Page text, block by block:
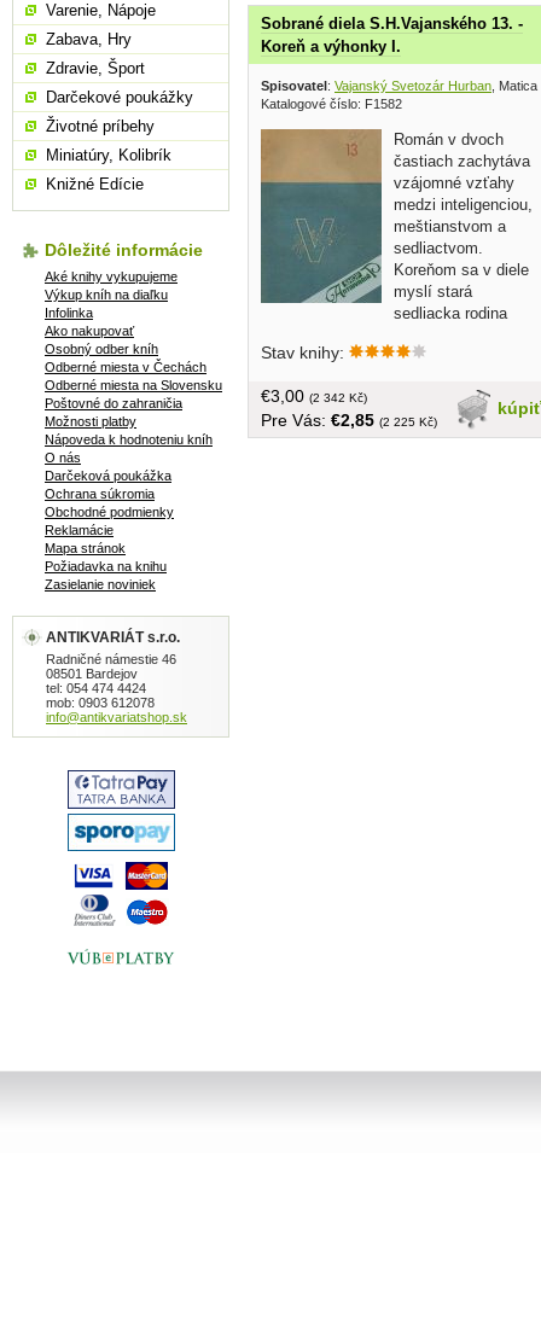
Sobrané diela S.H.Vajanského 13. -
Koreň a výhonky I.
Spisovatel: Vajanský Svetozár Hurban ,
Katalogové číslo: F1582
Román v dvoch
častiach zachytáva
vzájomné vzťahy
medzi inteligenciou,
meštianstvom a
sedliactvom.
Koreňom sa v diele
myslí stará
sedliacka rodina
generácia... brožovaná, trinásty zväzok,
vydanie štvrté
Stav knihy:
kúpiť
€3,00 (2 342 Kč)
Pre Vás: €2,85 (2 225 Kč)
Varenie, Nápoje
Zabava, Hry
Zdravie, Šport
Darčekové poukážky
Životné príbehy
Miniatúry, Kolibrík
Knižné Edície
Dôležité informácie
Aké knihy vykupujeme
Výkup kníh na diaľku
Infolinka
Ako nakupovať
Osobný odber kníh
Odberné miesta v Čechách
Odberné miesta na Slovensku
Poštovné do zahraničia
Možnosti platby
Nápoveda k hodnoteniu kníh
O nás
Darčeková poukážka
Ochrana súkromia
Obchodné podmienky
Reklamácie
Mapa stránok
Požiadavka na knihu
Zasielanie noviniek
ANTIKVARIÁT s.r.o.
Radničné námestie 46
08501 Bardejov
tel: 054 474 4424
mob: 0903 612078
info@antikvariatshop.sk